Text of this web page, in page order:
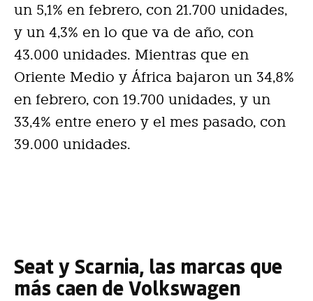
un 5,1% en febrero, con 21.700 unidades,
y un 4,3% en lo que va de año, con
43.000 unidades. Mientras que en
Oriente Medio y África bajaron un 34,8%
en febrero, con 19.700 unidades, y un
33,4% entre enero y el mes pasado, con
39.000 unidades.
Seat y Scarnia, las marcas que
más caen de Volkswagen